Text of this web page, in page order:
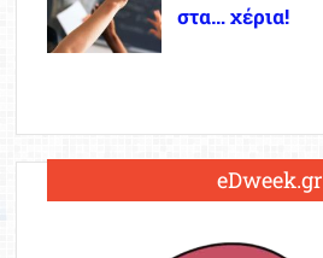
στα… χέρια!
eDweek.gr